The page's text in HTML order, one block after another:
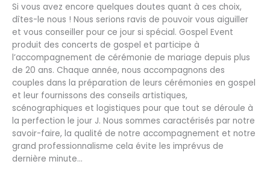
Si vous avez encore quelques doutes quant à ces choix,
dîtes-le nous ! Nous serions ravis de pouvoir vous aiguiller
et vous conseiller pour ce jour si spécial. Gospel Event
produit des concerts de gospel et participe à
l’accompagnement de cérémonie de mariage depuis plus
de 20 ans. Chaque année, nous accompagnons des
couples dans la préparation de leurs cérémonies en gospel
et leur fournissons des conseils artistiques,
scénographiques et logistiques pour que tout se déroule à
la perfection le jour J. Nous sommes caractérisés par notre
savoir-faire, la qualité de notre accompagnement et notre
grand professionnalisme cela évite les imprévus de
dernière minute…